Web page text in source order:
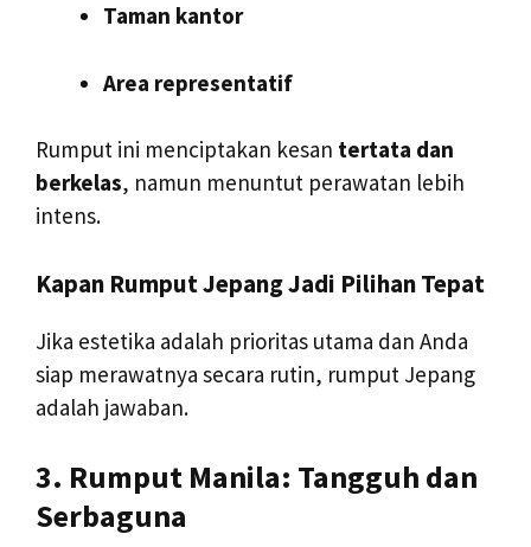
Taman kantor
Area representatif
Rumput ini menciptakan kesan tertata dan
berkelas, namun menuntut perawatan lebih
intens.
Kapan Rumput Jepang Jadi Pilihan Tepat
Jika estetika adalah prioritas utama dan Anda
siap merawatnya secara rutin, rumput Jepang
adalah jawaban.
3. Rumput Manila: Tangguh dan
Serbaguna